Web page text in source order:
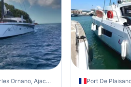
Port De Plaisance Charles Ornano, Ajaccio, Francia